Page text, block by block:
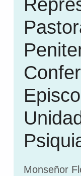
Monseñor